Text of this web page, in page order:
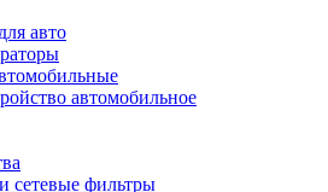
авто
автомобильное
сетевые фильтры